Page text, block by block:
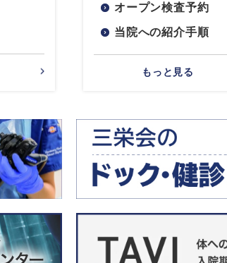
オープン検査予約
当院への紹介手順
もっと見る